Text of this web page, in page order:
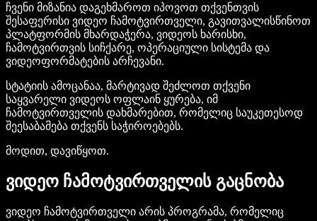
ჩვენი მიზანია დაგეხმაროთ იპოვოთ თქვენთვის
შესაფერისი ვიდეო ჩამოტვირთველი, გავითვალისწინოთ
პლატფორმის მხარდაჭერა, ვიდეოს ხარისხი,
ჩამოტვირთვის სიჩქარე, ოპერაციული სისტემა და
ვიდეოფორმატების არჩევანი.
სტატიის ამოცანაა, მარტივად შეძლოთ თქვენი
საყვარელი ვიდეოს ოფლაინ ყურება, იმ
ჩამოტვირთველის დახმარებით, რომელიც საუკეთესოდ
შეესაბამება თქვენს საჭიროებებს.
მოდით, დავიწყოთ.
ვიდეო ჩამოტვირთველის გაცნობა
ვიდეო ჩამოტვირთველი არის პროგრამა, რომელიც